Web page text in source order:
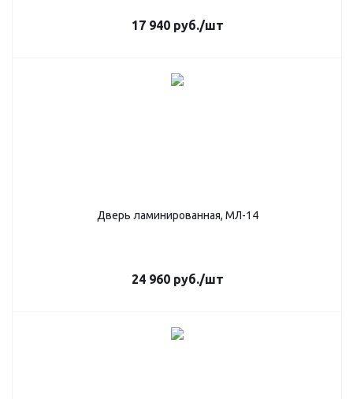
17 940руб./шт
Дверь ламинированная, МЛ-14
24 960руб./шт